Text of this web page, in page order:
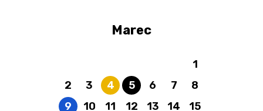
Marec
1
2
3 4
Plasty a kovy
5
Komunálny odpad
6 7
8
9
Papier
10 11 12 13 14
15